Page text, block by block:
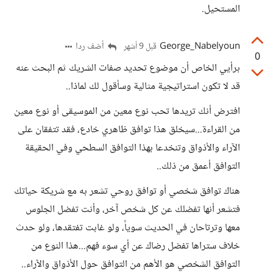
المستحيل.
0
George_Nabelyoun قبل 9 أشهر أضف ردا
برأيي الخاص أن موضوع تحديد صفات الشريك ثم البحث عنه
قد لا تكون استراتيجية مثالية وسأقول لك لماذا..
افترض أنك تريدها تحب نوع معين من الموسيقى أو نوع معين
من القراءة...سيخلق هذا توافق ظاهري خادع، فقد تتفقان على
الآراء والأذواق وتنخدعا بهذا التوافق السطحي وفي الحقيقة
التوافق أعمق من ذلك..
هناك توافق شخصي أو توافق روحي تشعر به مع شريكة حياتك
فتشعر أنها تفضلك عن كل شخص آخر، وأنت تفضل الجلوس
معها وترتاحان في الحديث سوياً، ولو غابت تفتقدها، ولو حدث
خلاف ستراها تفضل رضاك عن أي سوء فهم...هذا النوع من
التوافق الشخصي هو الأهم من التوافق حول الأذواق والآراء..